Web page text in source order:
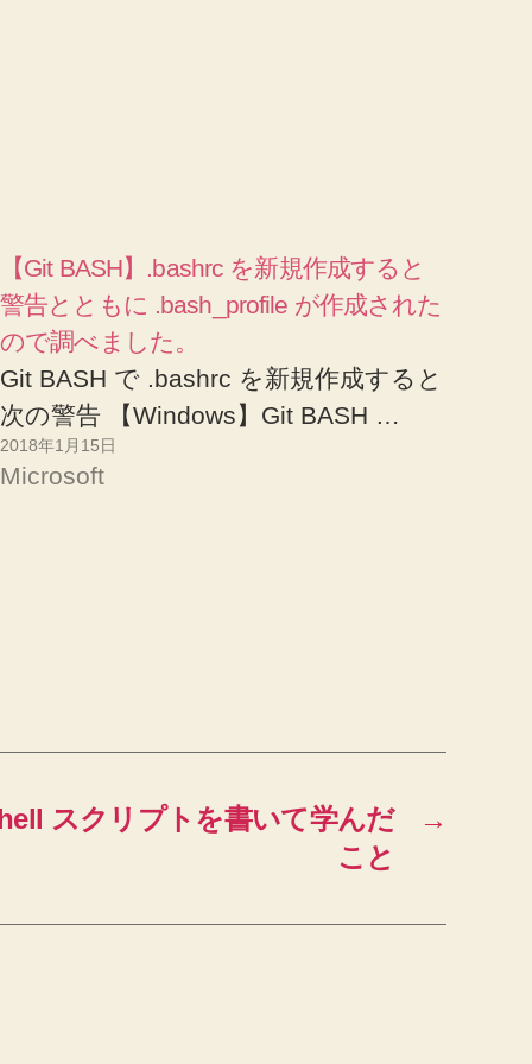
【Git BASH】.bashrc を新規作成すると
警告とともに .bash_profile が作成された
ので調べました。
Git BASH で .bashrc を新規作成すると
次の警告 【Windows】Git BASH …
2018年1月15日
Microsoft
→
スクリプトを書いて学んだ
こと